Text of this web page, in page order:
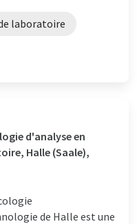
laboratoire
d'analyse en
Halle (Saale),
de Halle est une